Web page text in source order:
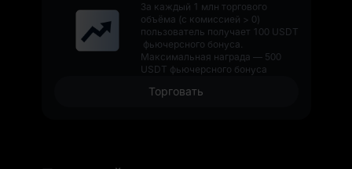
За каждый 1 млн торгового
объёма (с комиссией > 0)
пользователь получает 100 USDT
фьючерсного бонуса.
Максимальная награда — 500
USDT фьючерсного бонуса
Торговать